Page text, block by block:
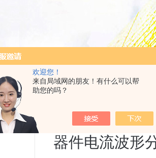
欢迎您！
来自局域网的朋友！有什么可以帮
助您的吗？
>Keysight CX3300 系列器件电流波形分析仪
器件电流波形